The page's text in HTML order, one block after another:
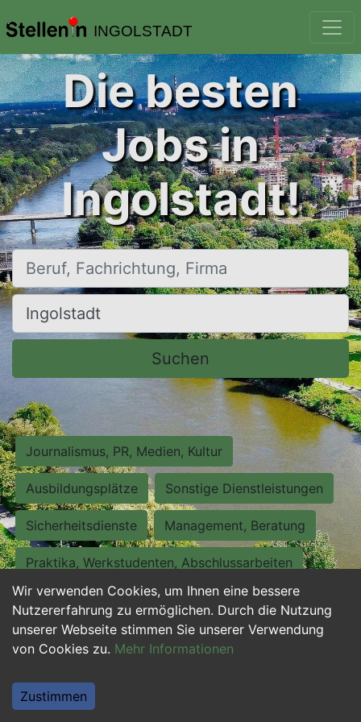
INGOLSTADT
Wir verwenden Cookies, um Ihnen eine bessere
Nutzererfahrung zu ermöglichen. Durch die Nutzung
unserer Webseite stimmen Sie unserer Verwendung
von Cookies zu. Mehr Informationen
Zustimmen
Die besten
Jobs in
Ingolstadt!
Beruf, Fachrichtung, Firma
Ort, Stadt
Suchen
Journalismus, PR, Medien, Kultur
Ausbildungsplätze Sonstige Dienstleistungen
Sicherheitsdienste Management, Beratung
Praktika, Werkstudenten, Abschlussarbeiten
Personalwesen Assistenz, Sekretariat
Hilfskräfte, Aushilfs- und Nebenjobs
Weiterbildung, Studium, duale Ausbildung